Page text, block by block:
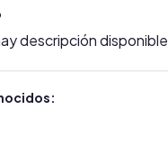
descripción disponible